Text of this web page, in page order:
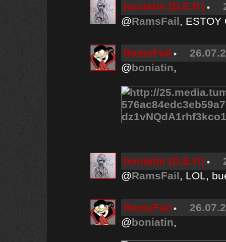
boniatin (D.E.P.)
@RamsFail, ESTOY
RamsFail
@boniatin,
boniatin (D.E.P.)
@RamsFail, LOL,
RamsFail
@boniatin,